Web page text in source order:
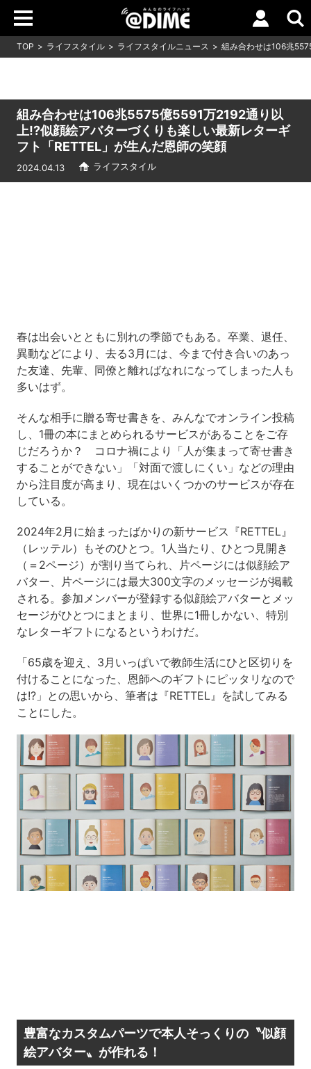
TOP ライフスタイル ライフスタイルニュース 組み合わせは106兆
組み合わせは106兆5575億5591万2192通り以
上!?似顔絵アバターづくりも楽しい最新レターギ
フト「RETTEL」が生んだ恩師の笑顔
2024.04.13 ライフスタイル
春は出会いとともに別れの季節でもある。卒業、退任、
異動などにより、去る3月には、今まで付き合いのあっ
た友達、先輩、同僚と離ればなれになってしまった人も
多いはず。
そんな相手に贈る寄せ書きを、みんなでオンライン投稿
し、1冊の本にまとめられるサービスがあることをご存
じだろうか？ コロナ禍により「人が集まって寄せ書き
することができない」「対面で渡しにくい」などの理由
から注目度が高まり、現在はいくつかのサービスが存在
している。
2024年2月に始まったばかりの新サービス『RETTEL』
（レッテル）もそのひとつ。1人当たり、ひとつ見開き
（＝2ページ）が割り当てられ、片ページには似顔絵ア
バター、片ページには最大300文字のメッセージが掲載
される。参加メンバーが登録する似顔絵アバターとメッ
セージがひとつにまとまり、世界に1冊しかない、特別
なレターギフトになるというわけだ。
「65歳を迎え、3月いっぱいで教師生活にひと区切りを
付けることになった、恩師へのギフトにピッタリなので
は!?」との思いから、筆者は『RETTEL』を試してみる
ことにした。
豊富なカスタムパーツで本人そっくりの〝似顔
絵アバター〟が作れる！